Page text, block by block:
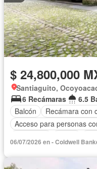
$ 24,800,000
Santiaguito,
6 Recámaras
6.5
Balcón
Recámara con
Acceso para personas